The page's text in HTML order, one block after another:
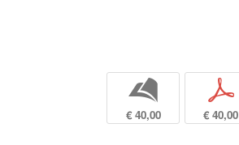
b
€ 40,00
p
€ 40,00